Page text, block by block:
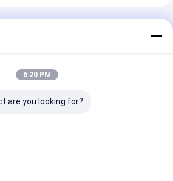
6:20 PM
are you looking for?